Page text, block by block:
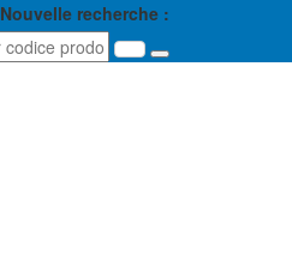
Nouvelle recherche :